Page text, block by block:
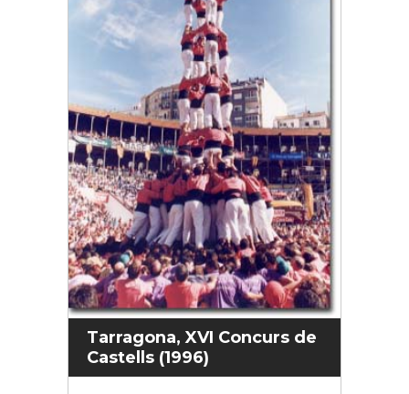
Tarragona, XVI Concurs de
Castells (1996)